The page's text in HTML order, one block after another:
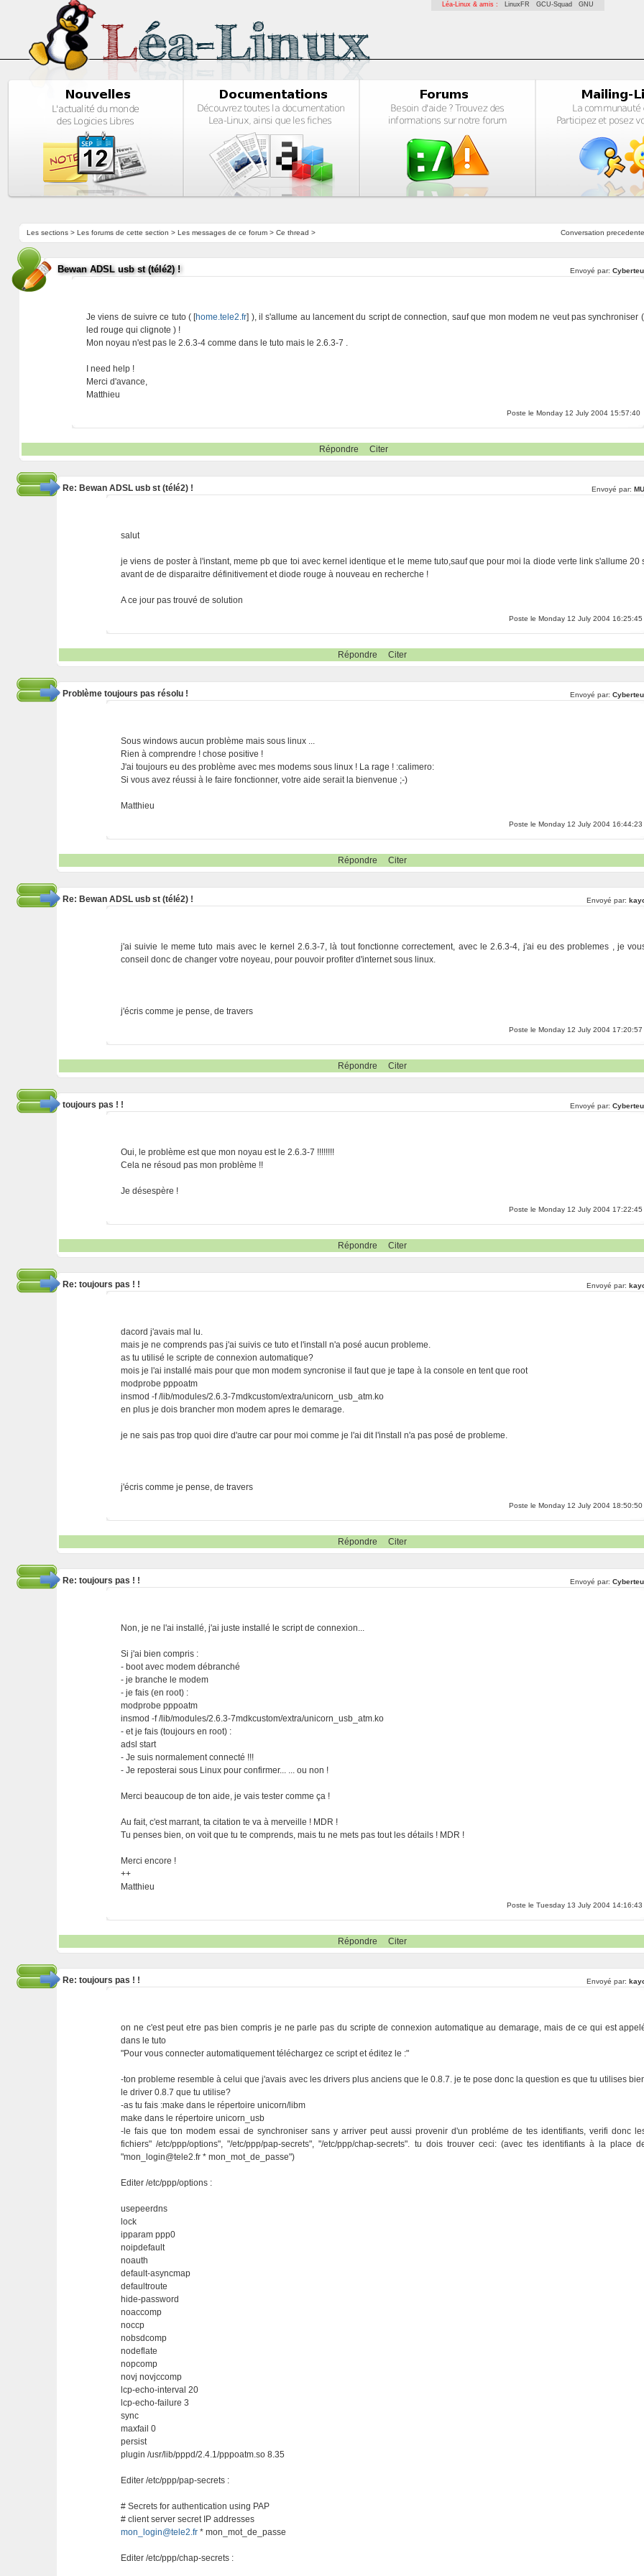
Léa-Linux & amis : LinuxFR GCU-Squad GNU
Conversation precedente
Les sections> Les forums de cette section > Les messages de ce forum> Ce thread >
Bewan ADSL usb st (télé2) ! Envoyé par:
Je viens de suivre ce tuto ( [home.tele2.fr] ), il s'allume au lancement du script de connection, sauf que mon modem ne veut pas synchroniser (
led rouge qui clignote ) !
Mon noyau n'est pas le 2.6.3-4 comme dans le tuto mais le 2.6.3-7 .
I need help !
Merci d'avance,
Matthieu
Poste le Monday 12 July 2004 15:57:40
Répondre Citer
Re: Bewan ADSL usb st (télé2) ! Envoyé par:
salut
je viens de poster à l'instant, meme pb que toi avec kernel identique et le meme tuto,sauf que pour moi la diode verte link s'allume 20
avant de de disparaitre définitivement et diode rouge à nouveau en recherche !
A ce jour pas trouvé de solution
Poste le Monday 12 July 2004 16:25:45
Répondre Citer
Problème toujours pas résolu ! Envoyé par:
Sous windows aucun problème mais sous linux ...
Rien à comprendre ! chose positive !
J'ai toujours eu des problème avec mes modems sous linux ! La rage ! :calimero:
Si vous avez réussi à le faire fonctionner, votre aide serait la bienvenue ;-)
Matthieu
Poste le Monday 12 July 2004 16:44:23
Répondre Citer
Re: Bewan ADSL usb st (télé2) ! Envoyé par:
j'ai suivie le meme tuto mais avec le kernel 2.6.3-7, là tout fonctionne correctement, avec le 2.6.3-4, j'ai eu des problemes , je
conseil donc de changer votre noyeau, pour pouvoir profiter d'internet sous linux.
j'écris comme je pense, de travers
Poste le Monday 12 July 2004 17:20:57
Répondre Citer
toujours pas ! ! Envoyé par:
Oui, le problème est que mon noyau est le 2.6.3-7 !!!!!!!!
Cela ne résoud pas mon problème !!
Je désespère !
Poste le Monday 12 July 2004 17:22:45
Répondre Citer
Re: toujours pas ! ! Envoyé par:
dacord j'avais mal lu.
mais je ne comprends pas j'ai suivis ce tuto et l'install n'a posé aucun probleme.
as tu utilisé le scripte de connexion automatique?
mois je l'ai installé mais pour que mon modem syncronise il faut que je tape à la console en tent que root
modprobe pppoatm
insmod -f /lib/modules/2.6.3-7mdkcustom/extra/unicorn_usb_atm.ko
en plus je dois brancher mon modem apres le demarage.
je ne sais pas trop quoi dire d'autre car pour moi comme je l'ai dit l'install n'a pas posé de probleme.
j'écris comme je pense, de travers
Poste le Monday 12 July 2004 18:50:50
Répondre Citer
Re: toujours pas ! ! Envoyé par:
Non, je ne l'ai installé, j'ai juste installé le script de connexion...
Si j'ai bien compris :
- boot avec modem débranché
- je branche le modem
- je fais (en root) :
modprobe pppoatm
insmod -f /lib/modules/2.6.3-7mdkcustom/extra/unicorn_usb_atm.ko
- et je fais (toujours en root) :
adsl start
- Je suis normalement connecté !!!
- Je reposterai sous Linux pour confirmer... ... ou non !
Merci beaucoup de ton aide, je vais tester comme ça !
Au fait, c'est marrant, ta citation te va à merveille ! MDR !
Tu penses bien, on voit que tu te comprends, mais tu ne mets pas tout les détails ! MDR !
Merci encore !
++
Matthieu
Poste le Tuesday 13 July 2004 14:16:43
Répondre Citer
Re: toujours pas ! ! Envoyé par:
on ne c'est peut etre pas bien compris je ne parle pas du scripte de connexion automatique au demarage, mais de ce qui est
dans le tuto
"Pour vous connecter automatiquement téléchargez ce script et éditez le :"
-ton probleme resemble à celui que j'avais avec les drivers plus anciens que le 0.8.7. je te pose donc la question es que tu utilises
le driver 0.8.7 que tu utilise?
-as tu fais :make dans le répertoire unicorn/libm
make dans le répertoire unicorn_usb
-le fais que ton modem essai de synchroniser sans y arriver peut aussi provenir d'un probléme de tes identifiants, verifi donc
fichiers" /etc/ppp/options", "/etc/ppp/pap-secrets", "/etc/ppp/chap-secrets". tu dois trouver ceci: (avec tes identifiants à la place
"mon_login@tele2.fr * mon_mot_de_passe")
Editer /etc/ppp/options :
usepeerdns
lock
ipparam ppp0
noipdefault
noauth
default-asyncmap
defaultroute
hide-password
noaccomp
noccp
nobsdcomp
nodeflate
nopcomp
novj novjccomp
lcp-echo-interval 20
lcp-echo-failure 3
sync
maxfail 0
persist
plugin /usr/lib/pppd/2.4.1/pppoatm.so 8.35
Editer /etc/ppp/pap-secrets :
# Secrets for authentication using PAP
# client server secret IP addresses
mon_login@tele2.fr * mon_mot_de_passe
Editer /etc/ppp/chap-secrets :